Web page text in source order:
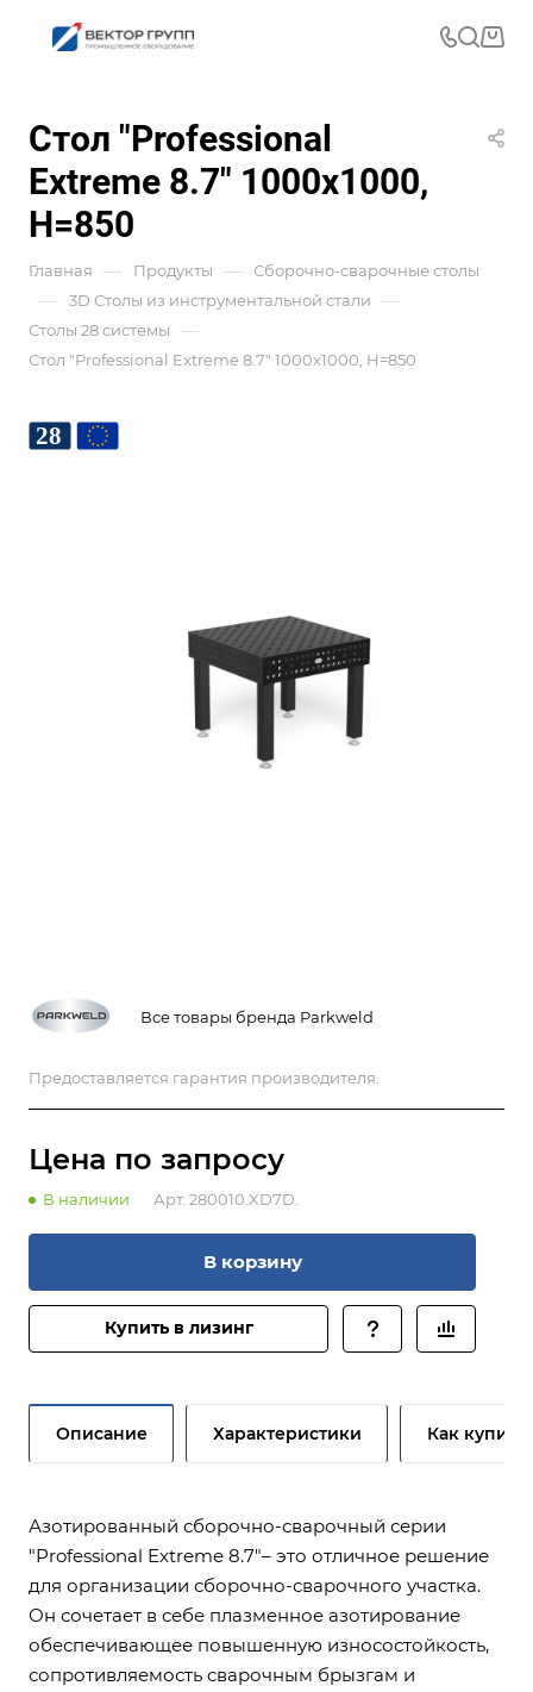
Стол "Professional
Extreme 8.7" 1000x1000,
H=850
Главная — Продукты — Сборочно-сварочные столы
— 3D Столы из инструментальной стали —
Столы 28 системы —
Стол "Professional Extreme 8.7" 1000x1000, H=850
Все товары бренда Parkweld
Предоставляется гарантия производителя.
Цена по запросу
В наличии Арт. 280010.XD7D.
В корзину
Купить в лизинг
Описание Характеристики Как купить
Азотированный сборочно-сварочный серии
"Professional Extreme 8.7"– это отличное решение
для организации сборочно-сварочного участка.
Он сочетает в себе плазменное азотирование
обеспечивающее повышенную износостойкость,
сопротивляемость сварочным брызгам и